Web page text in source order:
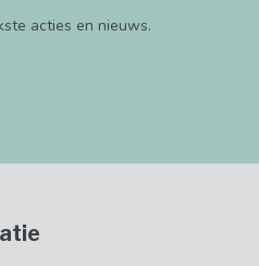
acties en nieuws.